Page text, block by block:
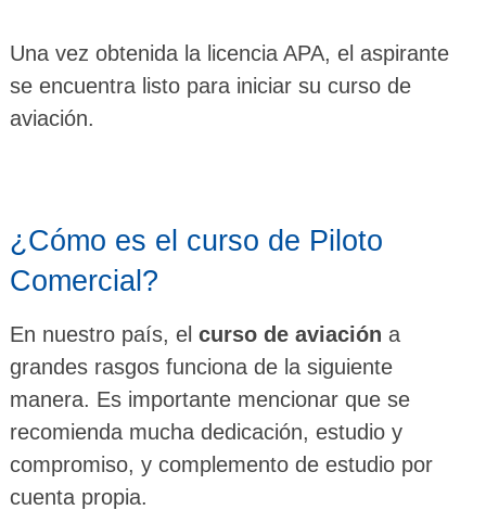
Una vez obtenida la licencia APA, el aspirante
se encuentra listo para iniciar su curso de
aviación.
¿Cómo es el curso de Piloto
Comercial?
En nuestro país, el curso de aviación a
grandes rasgos funciona de la siguiente
manera. Es importante mencionar que se
recomienda mucha dedicación, estudio y
compromiso, y complemento de estudio por
cuenta propia.